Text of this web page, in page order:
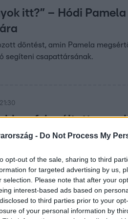
- Do Not Process My
opt-out of the sale, sharing to third
for targeted advertising by us,
selection. Please note that after your
interest-based ads based on
to third parties prior to your
of your personal information by
itt?” – Hódi
döntést, amin Pamela
segíteni csapattársának.
felgyújtottam
– Bogdányi Titanilla
kiakadt, mert a rezsón nem
szörnyű haragra gerjedt.
7:00
„Nemcsak te vagy,